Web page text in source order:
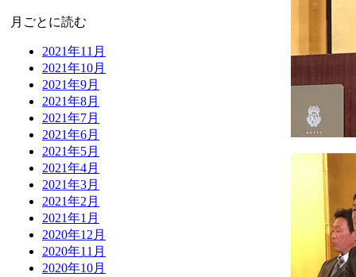
月ごとに読む
2021年11月
2021年10月
2021年9月
2021年8月
2021年7月
2021年6月
2021年5月
2021年4月
2021年3月
2021年2月
2021年1月
2020年12月
2020年11月
2020年10月